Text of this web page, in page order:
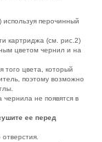
перочинный
картриджа (см. рис.2)
цветом чернил и на
того цвета, который
поэтому возможно
не появятся в
ее перед